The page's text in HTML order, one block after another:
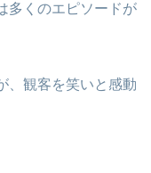
多くのエピソードが
、観客を笑いと感動